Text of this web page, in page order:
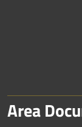
Area